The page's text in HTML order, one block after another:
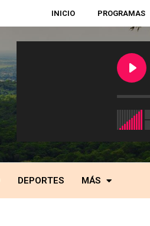
INICIO PROGRAMAS
DEPORTES MÁS